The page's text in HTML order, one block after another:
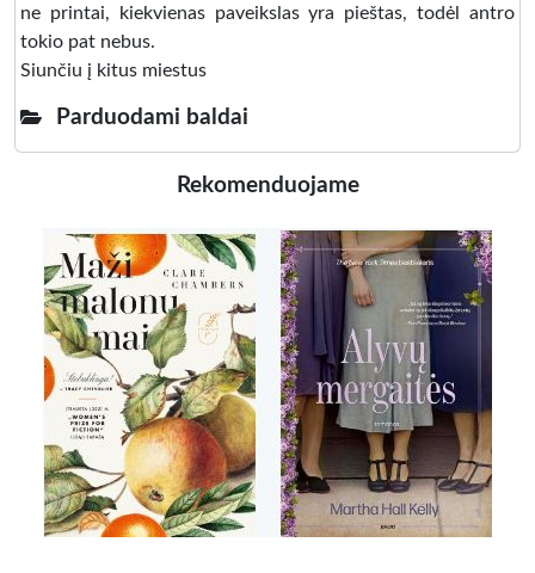
ne printai, kiekvienas paveikslas yra pieštas, todėl antro
tokio pat nebus.
Siunčiu į kitus miestus
Parduodami baldai
Rekomenduojame